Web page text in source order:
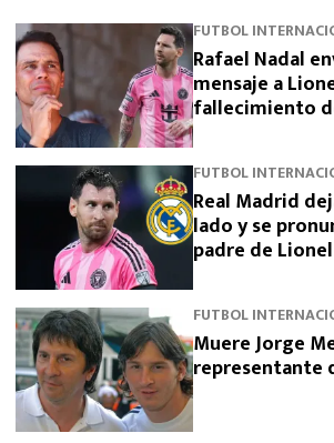
FUTBOL
Rafael Nadal
mensaje a
fallecimiento
FUTBOL
Real Madrid
lado y se
padre de
FUTBOL
Muere Jorge
representante